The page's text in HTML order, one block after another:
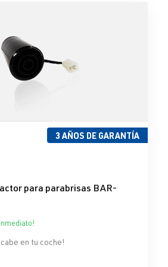
3 AÑOS DE GARANTÍA
de 0 de 5 estrellas
para parabrisas BAR-
en tu coche!